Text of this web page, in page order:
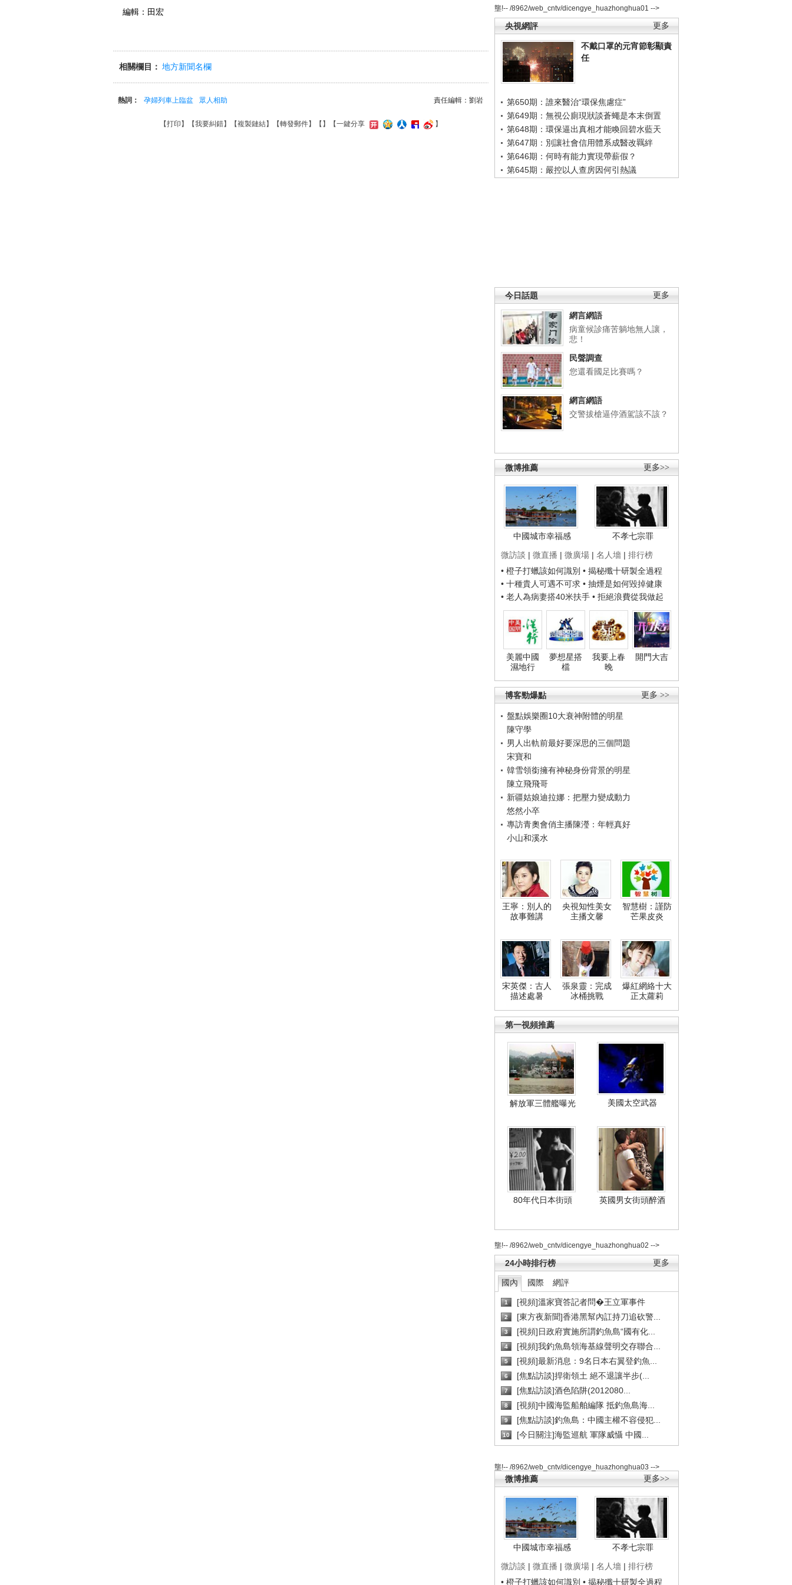
壟!-- /8962/web_cntv/dicengye_huazhonghua01 -->
更多
央視網評
不戴口罩的元宵節彰顯責
任
第650期：誰來醫治“環保焦慮症”
第649期：無視公廁現狀談蒼蠅是本末倒置
第648期：環保逼出真相才能喚回碧水藍天
第647期：別讓社會信用體系成醫改羈絆
第646期：何時有能力實現帶薪假？
第645期：嚴控以人查房因何引熱議
更多
今日話題
網言網語
病童候診痛苦躺地無人讓，
悲！
民聲調查
您還看國足比賽嗎？
網言網語
交警拔槍逼停酒駕該不該？
更多>>
微博推薦
中國城市幸福感
不孝七宗罪
微訪談 | 微直播 | 微廣場 | 名人墻 | 排行榜
• 橙子打蠟該如何識別 • 揭秘殲十研製全過程
• 十種貴人可遇不可求 • 抽煙是如何毀掉健康
• 老人為病妻搭40米扶手 • 拒絕浪費從我做起
美麗中國
濕地行
夢想星搭
檔
我要上春
晚
開門大吉
更多 >>
博客勁爆點
盤點娛樂圈10大衰神附體的明星
陳守學
男人出軌前最好要深思的三個問題
宋寶和
韓雪領銜擁有神秘身份背景的明星
陳立飛飛哥
新疆姑娘迪拉娜：把壓力變成動力
悠然小卒
專訪青奧會俏主播陳瀅：年輕真好
小山和溪水
王寧：別人的
故事難講
央視知性美女
主播文馨
智慧樹：謹防
芒果皮炎
宋英傑：古人
描述處暑
張泉靈：完成
冰桶挑戰
爆紅網絡十大
正太蘿莉
第一視頻推薦
解放軍三體艦曝光 美國太空武器
80年代日本街頭 英國男女街頭醉酒
壟!-- /8962/web_cntv/dicengye_huazhonghua02 -->
更多
24小時排行榜
國內 國際 網評
1 [視頻]溫家寶答記者問�王立軍事件
2 [東方夜新聞]香港黑幫內訌持刀追砍警...
3 [視頻]日政府實施所謂釣魚島“國有化...
4 [視頻]我釣魚島領海基線聲明交存聯合...
5 [視頻]最新消息：9名日本右翼登釣魚...
6 [焦點訪談]捍衛領土 絕不退讓半步(...
7 [焦點訪談]酒色陷阱(2012080...
8 [視頻]中國海監船舶編隊 抵釣魚島海...
9 [焦點訪談]釣魚島：中國主權不容侵犯...
10 [今日關注]海監巡航 軍隊威懾 中國...
壟!-- /8962/web_cntv/dicengye_huazhonghua03 -->
更多>>
微博推薦
中國城市幸福感
不孝七宗罪
微訪談 | 微直播 | 微廣場 | 名人墻 | 排行榜
• 橙子打蠟該如何識別 • 揭秘殲十研製全過程
編輯：田宏
相關欄目： 地方新聞名欄
責任編輯：劉岩
熱詞： 孕婦列車上臨盆 眾人相助
【打印 】【我要糾錯】【複製鏈結】【轉發郵件】【 】 【一鍵分享 】